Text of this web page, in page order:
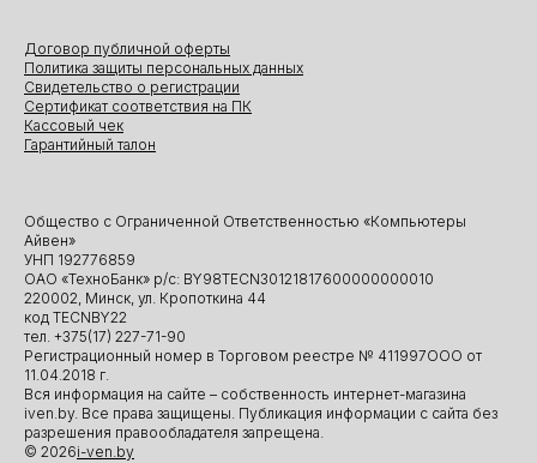
Общество с Ограниченной Ответственностью «Компьютеры
Айвен»
УНП 192776859
ОАО «ТехноБанк» р/с: BY98TECN30121817600000000010
220002, Минск, ул. Кропоткина 44
код TECNBY22
тел. +375(17) 227-71-90
Регистрационный номер в Торговом реестре № 411997ООО от
11.04.2018 г.
Вся информация на сайте – собственность интернет-магазина
iven.by. Все права защищены. Публикация информации с сайта без
разрешения правообладателя запрещена.
© 2026i-ven.by
Договор публичной оферты
Политика защиты персональных данных
Свидетельство о регистрации
Сертификат соответствия на ПК
Кассовый чек
Гарантийный талон